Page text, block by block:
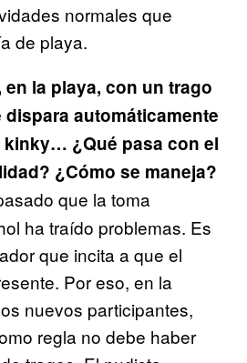
normales que
de playa.
la playa, con un trago
automáticamente
¿Qué pasa con el
¿Cómo se maneja?
que la toma
ha traído problemas. Es
que incita a que el
Por eso, en la
nuevos participantes,
regla no debe haber